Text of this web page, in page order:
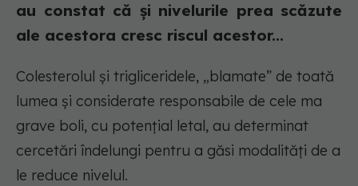
au constat că și nivelurile prea scăzute
ale acestora cresc riscul acestor...
Colesterolul și trigliceridele, „blamate” de toată
lumea și considerate responsabile de cele ma
grave boli, cu potențial letal, au determinat
cercetări îndelungi pentru a găsi modalități de a
le reduce nivelul.